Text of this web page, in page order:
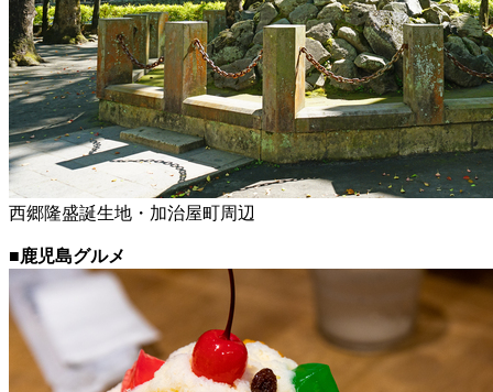
西郷隆盛誕生地・加治屋町周辺
■鹿児島グルメ